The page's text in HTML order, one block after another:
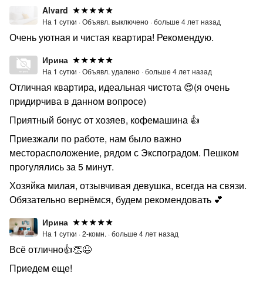
Alvard
На 1 сутки ·Объявл. выключено ·больше 4 лет назад
Очень уютная и чистая квартира! Рекомендую.
Ирина
На 1 сутки ·Объявл. удалено ·больше 4 лет назад
Отличная квартира, идеальная чистота 😍(я очень
придирчива в данном вопросе)
Приятный бонус от хозяев, кофемашина 👍
Приезжали по работе, нам было важно
месторасположение, рядом с Экспоградом. Пешком
прогулялись за 5 минут.
Хозяйка милая, отзывчивая девушка, всегда на связи.
Обязательно вернёмся, будем рекомендовать 💕
Ирина
На 1 сутки ·2-комн. ·больше 4 лет назад
Всё отлично👍👏😆
Приедем еще!